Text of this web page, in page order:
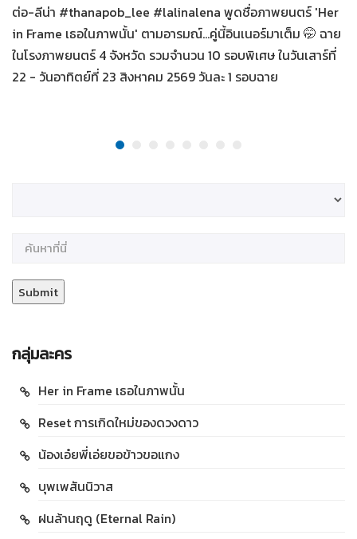
ต่อ-ลีน่า #thanapob_lee #lalinalena พูดชื่อภาพยนตร์ 'Her
in Frame เธอในภาพนั้น' ตามอารมณ์...คู่นี้อินเนอร์มาเต็ม 🤭 ฉาย
ในโรงภาพยนตร์ 4 จังหวัด รวมจำนวน 10 รอบพิเศษ ในวันเสาร์ที่
22 - วันอาทิตย์ที่ 23 สิงหาคม 2569 วันละ 1 รอบฉาย
กลุ่มละคร
Her in Frame เธอในภาพนั้น
Reset การเกิดใหม่ของดวงดาว
น้องเอ๋ยพี่เอ่ยขอข้าวขอแกง
บุพเพสันนิวาส
ฝนล้านฤดู (Eternal Rain)